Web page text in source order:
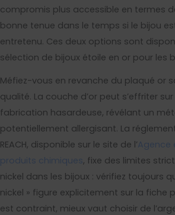
compromis plus accessible en termes
bonne tenue dans le temps si le bijou
entretenu. Ces deux options sont
sélection de bijoux étoile en or pour les
Méfiez-vous en revanche du plaqué or
qualité. La couche d’or peut s’effriter
fabrication hasardeuse, révélant un
potentiellement allergisant. La
REACH, disponible sur le site de l’Agence
produits chimiques, fixe des limites
nickel dans les bijoux : vérifiez toujours
nickel » figure explicitement sur la fiche
est contraint, mieux vaut choisir de